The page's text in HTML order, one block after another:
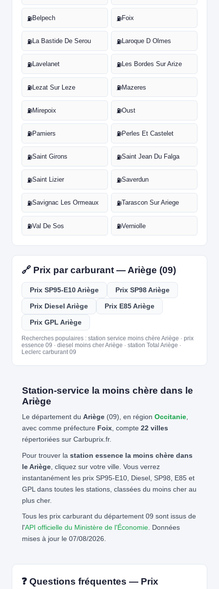
⛽Belpech ⛽Foix
⛽La Bastide De Serou ⛽Laroque D Olmes
⛽Lavelanet ⛽Les Bordes Sur Arize
⛽Lezat Sur Leze ⛽Mazeres
⛽Mirepoix ⛽Oust
⛽Pamiers ⛽Perles Et Castelet
⛽Saint Girons ⛽Saint Jean Du Falga
⛽Saint Lizier ⛽Saverdun
⛽Savignac Les Ormeaux ⛽Tarascon Sur Ariege
⛽Val De Sos ⛽Verniolle
🔗 Prix par carburant — Ariège (09)
Prix SP95-E10 Ariège Prix SP98 Ariège
Prix Diesel Ariège Prix E85 Ariège
Prix GPL Ariège
Recherches populaires : station service moins chère Ariège · prix
essence 09 · diesel moins cher Ariège · station Total Ariège ·
Leclerc carburant 09
Station-service la moins chère dans le
Ariège
Le département du Ariège(09), en région Occitanie,
avec comme préfecture Foix, compte 22 villes
répertoriées sur Carbuprix.fr.
Pour trouver la station essence la moins chère dans
le Ariège, cliquez sur votre ville. Vous verrez
instantanément les prix SP95-E10, Diesel, SP98, E85 et
GPL dans toutes les stations, classées du moins cher au
plus cher.
Tous les prix carburant du département 09 sont issus de
l'API officielle du Ministère de l'Économie. Données
mises à jour le 07/08/2026.
❓ Questions fréquentes — Prix